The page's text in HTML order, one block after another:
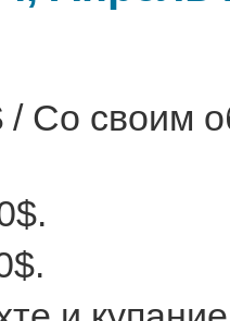
Со своим